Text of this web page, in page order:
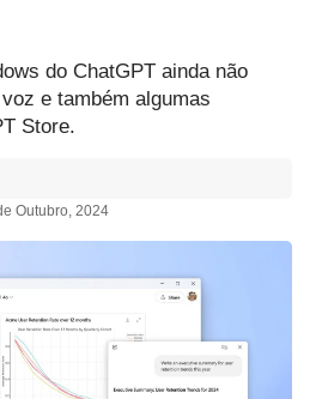
do ChatGPT ainda não
e também algumas
Store.
Outubro, 2024